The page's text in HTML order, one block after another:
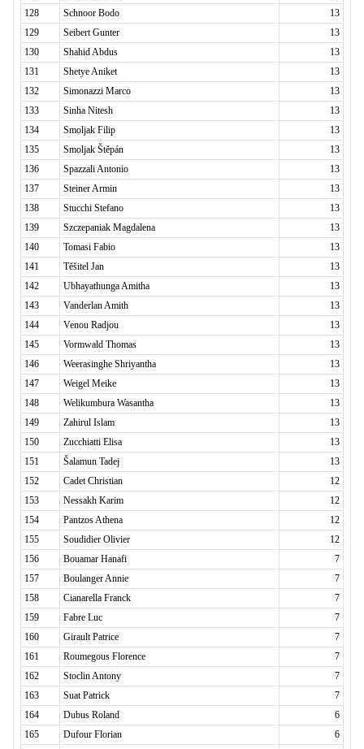
128
Schnoor Bodo
13
129
Seibert Gunter
13
130
Shahid Abdus
13
131
Shetye Aniket
13
132
Simonazzi Marco
13
133
Sinha Nitesh
13
134
Smoljak Filip
13
135
Smoljak Štěpán
13
136
Spazzali Antonio
13
137
Steiner Armin
13
138
Stucchi Stefano
13
139
Szczepaniak Magdalena
13
140
Tomasi Fabio
13
141
Těšitel Jan
13
142
Ubhayathunga Amitha
13
143
Vanderlan Amith
13
144
Venou Radjou
13
145
Vormwald Thomas
13
146
Weerasinghe Shriyantha
13
147
Weigel Meike
13
148
Welikumbura Wasantha
13
149
Zahirul Islam
13
150
Zucchiatti Elisa
13
151
Šalamun Tadej
13
152
Cadet Christian
12
153
Nessakh Karim
12
154
Pantzos Athena
12
155
Soudidier Olivier
12
156
Bouamar Hanafi
7
157
Boulanger Annie
7
158
Cianarella Franck
7
159
Fabre Luc
7
160
Girault Patrice
7
161
Roumegous Florence
7
162
Stoclin Antony
7
163
Suat Patrick
7
164
Dubus Roland
6
165
Dufour Florian
6